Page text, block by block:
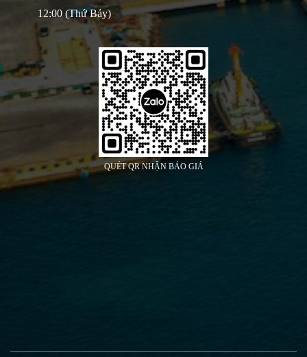
12:00 (Thứ Bảy)
QUÉT QR NHẬN BÁO GIÁ